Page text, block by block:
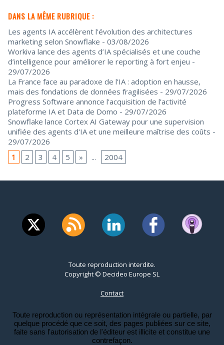
DANS LA MÊME RUBRIQUE :
Les agents IA accélèrent l'évolution des architectures
marketing selon Snowflake - 03/08/2026
Workiva lance des agents d’IA spécialisés et une couche
d’intelligence pour améliorer le reporting à fort enjeu -
29/07/2026
La France face au paradoxe de l’IA : adoption en hausse,
mais des fondations de données fragilisées - 29/07/2026
Progress Software annonce l'acquisition de l’activité
plateforme IA et Data de Domo - 29/07/2026
Snowflake lance Cortex AI Gateway pour une supervision
unifiée des agents d'IA et une meilleure maîtrise des coûts -
29/07/2026
1
2 3 4 5 » ... 2004
Toute reproduction interdite.
Copyright © Decideo Europe SL
Contact
Toute reproduction ou représentation intégrale ou partielle, par
quelque procédé que ce soit, des pages publiées sur ce site,
faite sans l'autorisation de l'éditeur est illicite et constitue une
contrefaçon.